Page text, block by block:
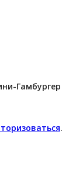
Гамбургер
.